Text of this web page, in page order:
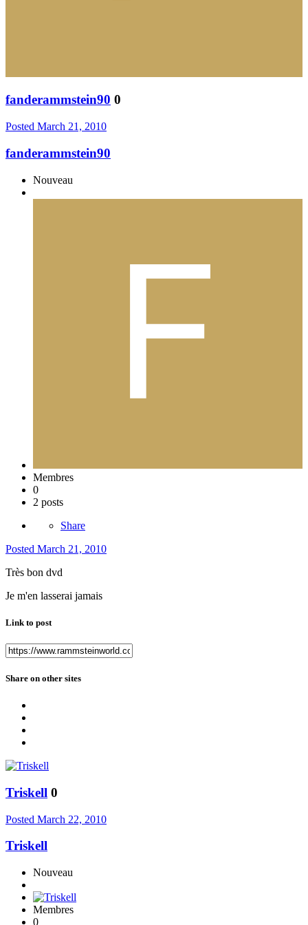
fanderammstein90 0
Posted March 21, 2010
fanderammstein90
Nouveau
Membres
0
2 posts
Share
Posted March 21, 2010
Très bon dvd
Je m'en lasserai jamais
Link to post
Share on other sites
Triskell 0
Posted March 22, 2010
Triskell
Nouveau
Membres
0